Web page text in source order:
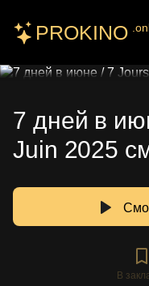
PROKINO
7 дней в
Juin 2025
В